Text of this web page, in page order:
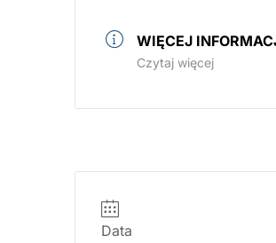
WIĘCEJ
Czytaj więcej
Data
promująca